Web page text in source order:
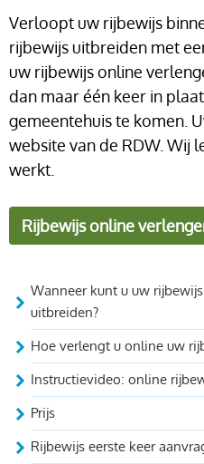
Verloopt uw rijbewijs
rijbewijs uitbreiden met
uw rijbewijs online
dan maar één keer in
gemeentehuis te komen.
website van de RDW. Wij
werkt.
Rijbewijs online
Wanneer kunt u uw
uitbreiden?
Hoe verlengt u online uw
Instructievideo: online
Prijs
Rijbewijs eerste keer